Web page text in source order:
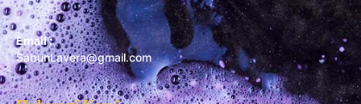
Email :
SabunLavera@gmail.com